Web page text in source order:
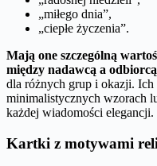
„miłego dnia”,
„ciepłe życzenia”.
Mają one szczególną
między nadawcą a
dla różnych grup i okazji. Ich
minimalistycznych wzorach
każdej wiadomości elegancji.
Kartki z motywami